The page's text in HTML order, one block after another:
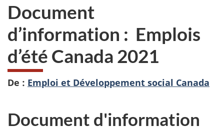
ici :
Document
d’information : Emplois
d’été Canada 2021
De : Emploi et Développement social Canada
Document d'information